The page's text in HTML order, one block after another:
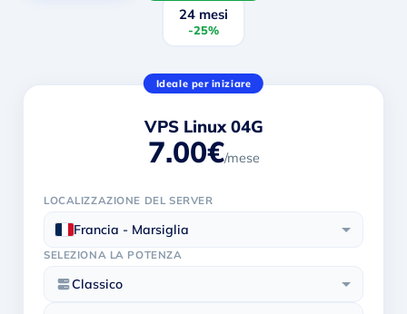
24 mesi
-25%
Ideale per iniziare
VPS Linux 04G
7.00€/mese
LOCALIZZAZIONE DEL SERVER
Francia - Marsiglia
SELEZIONA LA POTENZA
Classico